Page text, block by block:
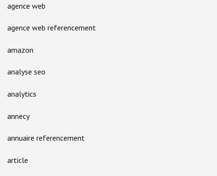
agence web
agence web referencement
amazon
analyse seo
analytics
annecy
annuaire referencement
article